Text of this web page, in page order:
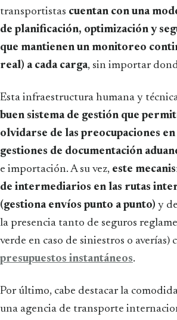
transportistas cuentan con una
de planificación, optimización y
que mantienen un monitoreo
real) a cada carga, sin importar
Esta infraestructura humana y
buen sistema de gestión que
olvidarse de las preocupaciones en
gestiones de documentación
e importación. A su vez, este
de intermediarios en las rutas
(gestiona envíos punto a punto) y
la presencia tanto de seguros
verde en caso de siniestros o averías)
presupuestos instantáneos.
Por último, cabe destacar la
una agencia de transporte